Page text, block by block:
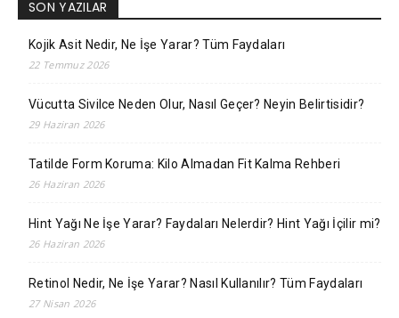
SON YAZILAR
Kojik Asit Nedir, Ne İşe Yarar? Tüm Faydaları
22 Temmuz 2026
Vücutta Sivilce Neden Olur, Nasıl Geçer? Neyin Belirtisidir?
29 Haziran 2026
Tatilde Form Koruma: Kilo Almadan Fit Kalma Rehberi
26 Haziran 2026
Hint Yağı Ne İşe Yarar? Faydaları Nelerdir? Hint Yağı İçilir mi?
26 Haziran 2026
Retinol Nedir, Ne İşe Yarar? Nasıl Kullanılır? Tüm Faydaları
27 Nisan 2026